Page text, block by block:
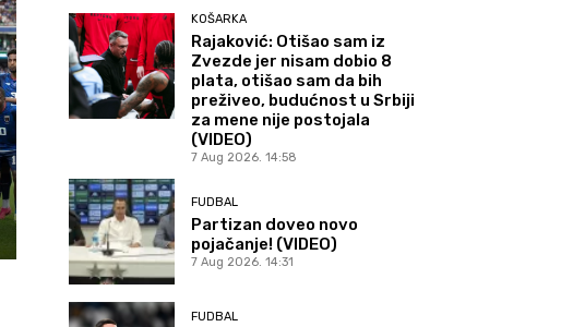
KOŠARKA
Rajaković: Otišao sam iz
Zvezde jer nisam dobio 8
plata, otišao sam da bih
preživeo, budućnost u Srbiji
za mene nije postojala
(VIDEO)
7 Aug 2026. 14:58
FUDBAL
Partizan doveo novo
pojačanje! (VIDEO)
7 Aug 2026. 14:31
FUDBAL